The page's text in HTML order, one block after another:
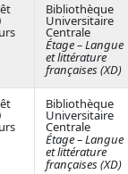
Bibliothèque
Universitaire
Centrale
Étage – Langue
et littérature
françaises (XD)
Bibliothèque
Universitaire
Centrale
Étage – Langue
et littérature
françaises (XD)